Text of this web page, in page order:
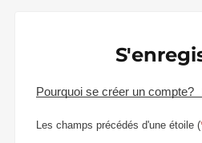
Pourquoi se créer un compte?
Les champs précédés d'une étoile (